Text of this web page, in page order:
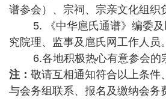
谱参会）、宗祠、宗亲文化组织
5. 《中华扈氏通谱》编委及
究院理、监事及扈氏网工作人员。
6.各地积极热心有意参会的
注： 敬请互相通知符合以上条件
与会务组联系、报名及缴纳会务